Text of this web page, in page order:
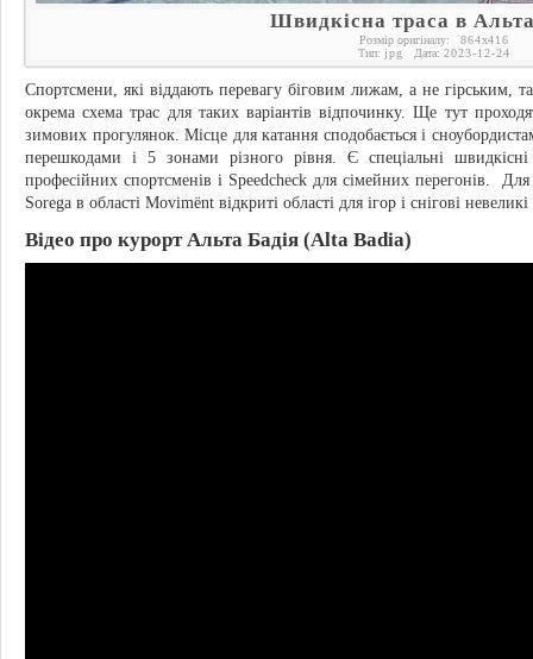
Швидкісна траса в
Розмір оригіналу: 864x416
Тип: jpg Дата: 2023-12-24
Спортсмени, які віддають перевагу біговим лижам, а не гірським,
окрема схема трас для таких варіантів відпочинку. Ще тут
зимових прогулянок. Місце для катання сподобається і
перешкодами і 5 зонами різного рівня. Є спеціальні
професійних спортсменів і Speedcheck для сімейних перегонів.
Sorega в області Movimënt відкриті області для ігор і снігові
Відео про курорт Альта Бадія (Alta Badia)